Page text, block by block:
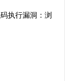
执行漏洞：浏